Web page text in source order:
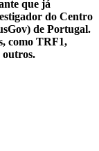
que já
do Centro
de Portugal.
como TRF1,